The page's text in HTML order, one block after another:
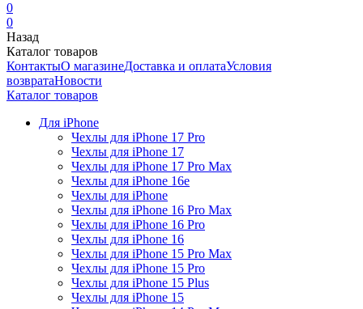
0
0
Назад
Каталог товаров
КонтактыО магазинеДоставка и оплатаУсловия
возвратаНовости
Каталог товаров
Для iPhone
Чехлы для iPhone 17 Pro
Чехлы для iPhone 17
Чехлы для iPhone 17 Pro Max
Чехлы для iPhone 16e
Чехлы для iPhone
Чехлы для iPhone 16 Pro Max
Чехлы для iPhone 16 Pro
Чехлы для iPhone 16
Чехлы для iPhone 15 Pro Max
Чехлы для iPhone 15 Pro
Чехлы для iPhone 15 Plus
Чехлы для iPhone 15